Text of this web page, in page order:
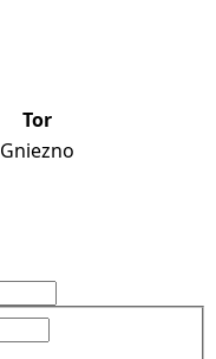
Tor
Gniezno